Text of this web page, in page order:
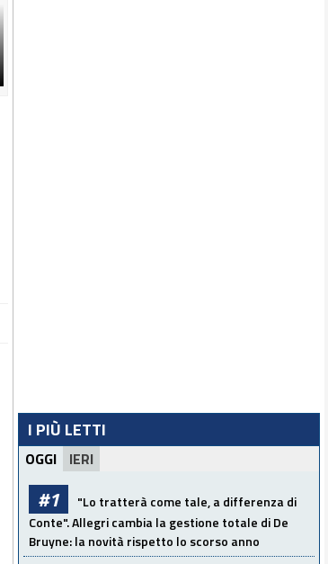
I PIÙ LETTI
OGGI IERI
#1
"Lo tratterà come tale, a differenza di
Conte". Allegri cambia la gestione totale di De
Bruyne: la novità rispetto lo scorso anno